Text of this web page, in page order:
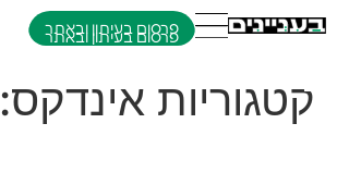
פרסום בעיתון ובאתר
קטגוריות אינדקס: